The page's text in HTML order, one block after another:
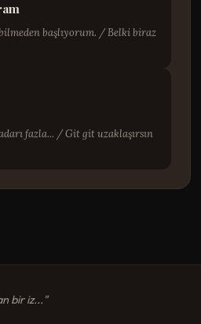
bilmeden başlıyorum. / Belki biraz
fazla... / Git git uzaklaşırsın
bir iz..."